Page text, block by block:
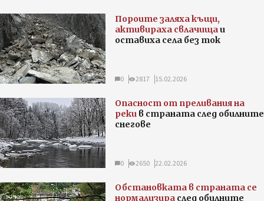
Пороите заляха къщи,
активираха свлачищаи
оставиха села без ток
0 2817 15.02.2026
Опасност от преливания на
реки в страната след обилните
снегове
0 2650 22.02.2026
Обстановката в страната се
нормализира след обилните